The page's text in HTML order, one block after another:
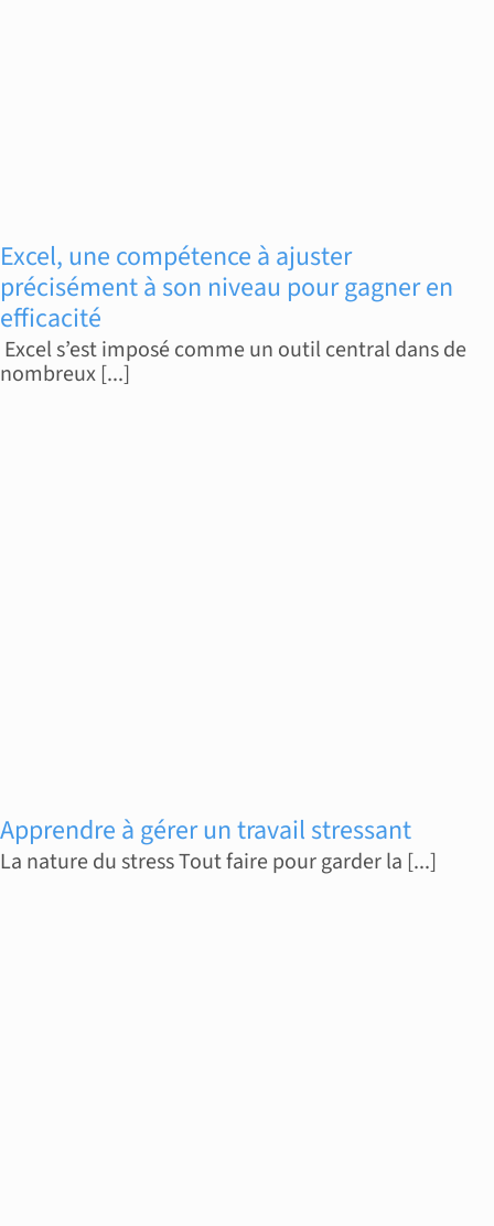
Excel, une compétence à ajuster
précisément à son niveau pour gagner en
efficacité
Excel s’est imposé comme un outil central dans de
nombreux [...]
Apprendre à gérer un travail stressant
La nature du stress Tout faire pour garder la [...]